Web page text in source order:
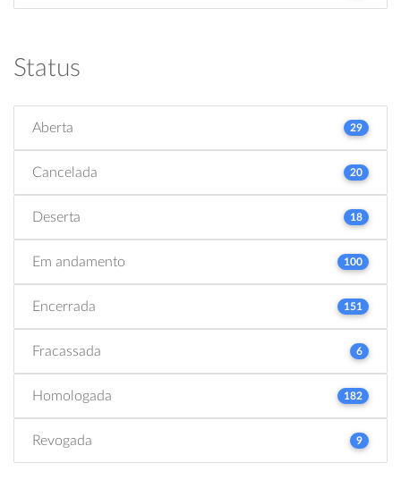
Status
Aberta 29
Cancelada 20
Deserta 18
Em andamento 100
Encerrada 151
Fracassada 6
Homologada 182
Revogada 9